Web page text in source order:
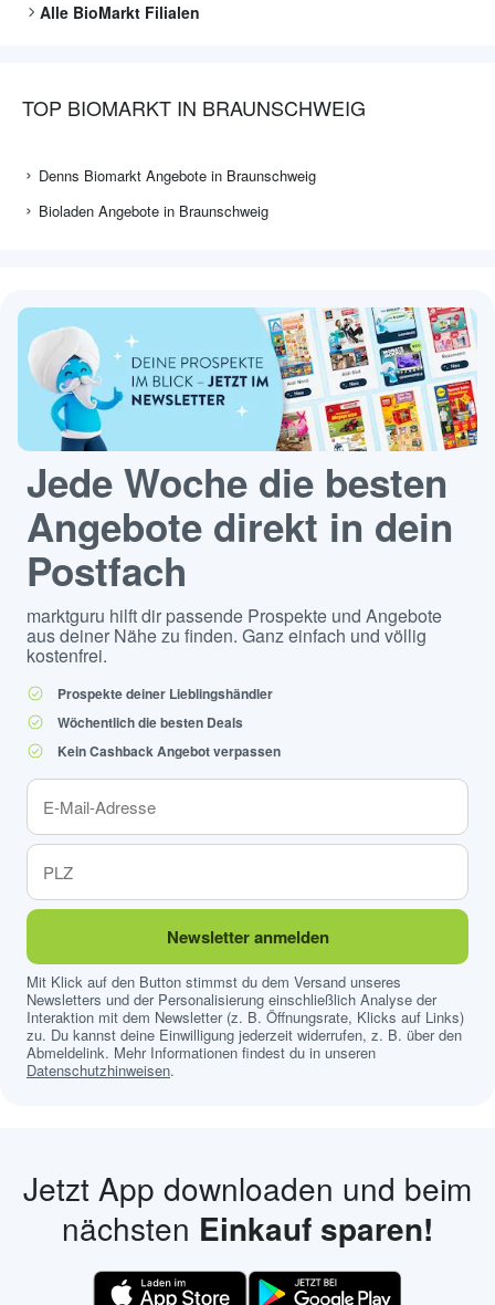
Alle BioMarkt Filialen
TOP BIOMARKT IN BRAUNSCHWEIG
Denns Biomarkt Angebote in Braunschweig
Bioladen Angebote in Braunschweig
Jede Woche die besten
Angebote direkt in dein
Postfach
marktguru hilft dir passende Prospekte und Angebote
aus deiner Nähe zu finden. Ganz einfach und völlig
kostenfrei.
Prospekte deiner Lieblingshändler
Wöchentlich die besten Deals
Kein Cashback Angebot verpassen
Newsletter anmelden
Mit Klick auf den Button stimmst du dem Versand unseres
Newsletters und der Personalisierung einschließlich Analyse der
Interaktion mit dem Newsletter (z. B. Öffnungsrate, Klicks auf Links)
zu. Du kannst deine Einwilligung jederzeit widerrufen, z. B. über den
Abmeldelink. Mehr Informationen findest du in unseren
Datenschutzhinweisen.
Jetzt App downloaden und beim
nächsten Einkauf sparen!